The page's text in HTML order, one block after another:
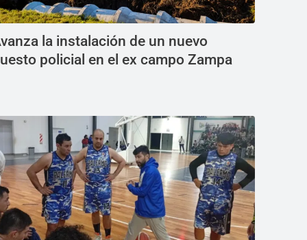
la instalación de un nuevo
policial en el ex campo Zampa